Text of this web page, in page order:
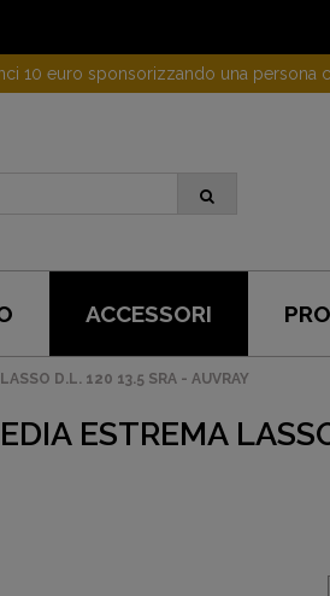
10 euro sponsorizzando una persona
ACCESSORI
D.L. 120 13.5 SRA - AUVRAY
ESTREMA